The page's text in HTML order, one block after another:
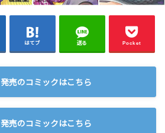
はてブ 送る Pocket
発売のコミックはこちら
発売のコミックはこちら